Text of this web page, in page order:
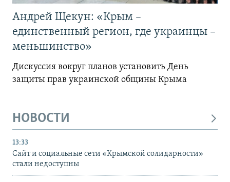
Андрей Щекун: «Крым –
единственный регион, где украинцы –
меньшинство»
Дискуссия вокруг планов установить День
защиты прав украинской общины Крыма
НОВОСТИ
13:33
Сайт и социальные сети «Крымской солидарности»
стали недоступны